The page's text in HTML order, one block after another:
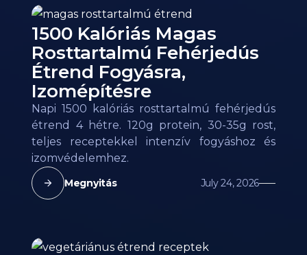
1500 Kalóriás Magas
Rosttartalmú Fehérjedús
Étrend Fogyásra,
Izomépítésre
Napi 1500 kalóriás rosttartalmú fehérjedús
étrend 4 hétre. 120g protein, 30-35g rost,
teljes receptekkel intenzív fogyáshoz és
izomvédelemhez.
Megnyitás July 24, 2026